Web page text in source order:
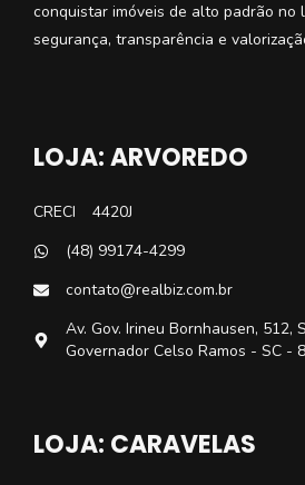
conquistar imóveis de alto padrão no
segurança, transparência e
LOJA: ARVOREDO
CRECI
4420J
(48) 99174-4299
contato@realbiz.com.br
Av. Gov. Irineu Bornhausen, 512,
Governador Celso Ramos - SC -
LOJA: CARAVELAS